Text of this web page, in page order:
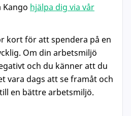
Kango hjälpa dig via vår
kort för att spendera på en
Om din arbetsmiljö
och du känner att du
vara dags att se framåt och
en bättre arbetsmiljö.